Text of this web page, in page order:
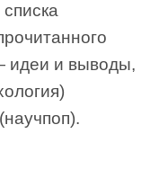
идеи и выводы,